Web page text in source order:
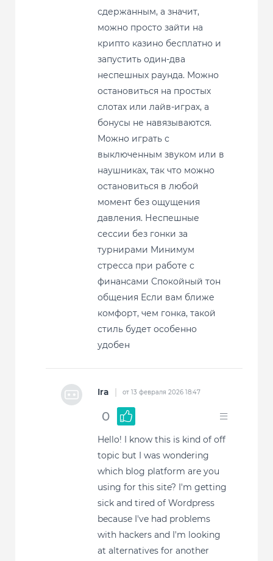
сдержанным, а значит,
можно просто зайти на
крипто казино бесплатно и
запустить один-два
неспешных раунда. Можно
остановиться на простых
слотах или лайв-играх, а
бонусы не навязываются.
Можно играть с
выключенным звуком или в
наушниках, так что можно
остановиться в любой
момент без ощущения
давления. Неспешные
сессии без гонки за
турнирами Минимум
стресса при работе с
финансами Спокойный тон
общения Если вам ближе
комфорт, чем гонка, такой
стиль будет особенно
удобен
Ira | от 13 февраля 2026 18:47
0
Hello! I know this is kind of off
topic but I was wondering
which blog platform are you
using for this site? I'm getting
sick and tired of Wordpress
because I've had problems
with hackers and I'm looking
at alternatives for another